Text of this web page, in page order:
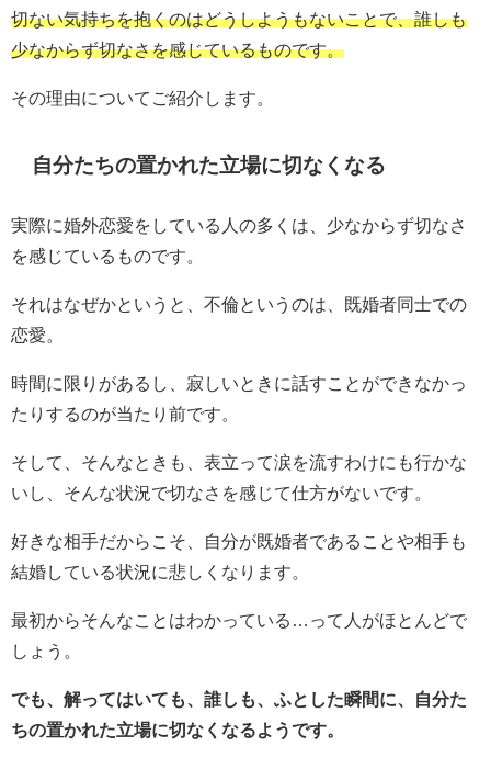
切ない気持ちを抱くのはどうしようもないことで、誰しも
少なからず切なさを感じているものです。
その理由についてご紹介します。
自分たちの置かれた立場に切なくなる
実際に婚外恋愛をしている人の多くは、少なからず切なさ
を感じているものです。
それはなぜかというと、不倫というのは、既婚者同士での
恋愛。
時間に限りがあるし、寂しいときに話すことができなかっ
たりするのが当たり前です。
そして、そんなときも、表立って涙を流すわけにも行かな
いし、そんな状況で切なさを感じて仕方がないです。
好きな相手だからこそ、自分が既婚者であることや相手も
結婚している状況に悲しくなります。
最初からそんなことはわかっている…って人がほとんどで
しょう。
でも、解ってはいても、誰しも、ふとした瞬間に、自分た
ちの置かれた立場に切なくなるようです。